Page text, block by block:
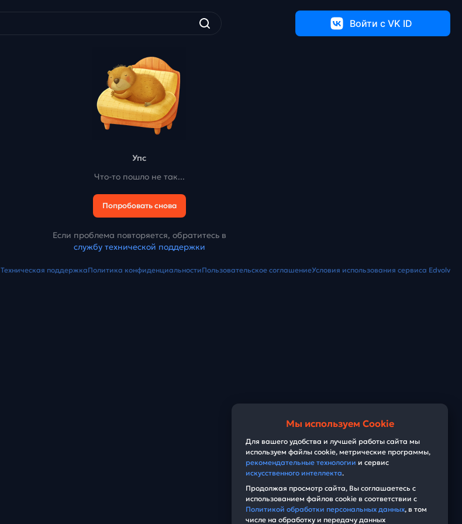
Войти c VK ID
Упс
Что-то пошло не так...
Попробовать снова
Если проблема повторяется, обратитесь в
службу технической поддержки
Техническая поддержкаПолитика конфиденциальностиПользовательское соглашениеУсловия использования сервиса Edvolv
Мы используем Cookie
Для вашего удобства и лучшей работы сайта мы
используем файлы cookie, метрические программы,
рекомендательные технологии и сервис
искусственного интеллекта.
Продолжая просмотр сайта, Вы соглашаетесь с
использованием файлов cookie в соответствии с
Политикой обработки персональных данных, в том
числе на обработку и передачу данных